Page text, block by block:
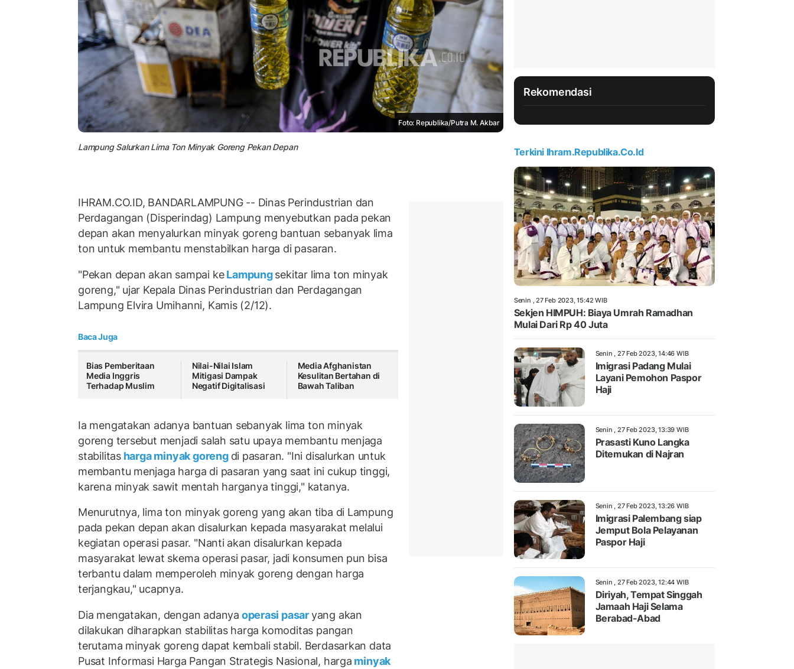
Foto: Republika/Putra M. Akbar
Lampung Salurkan Lima Ton Minyak Goreng Pekan Depan
IHRAM.CO.ID, BANDARLAMPUNG -- Dinas Perindustrian dan
Perdagangan (Disperindag) Lampung menyebutkan pada pekan
depan akan menyalurkan minyak goreng bantuan sebanyak lima
ton untuk membantu menstabilkan harga di pasaran.
"Pekan depan akan sampai keLampungsekitar lima ton minyak
goreng," ujar Kepala Dinas Perindustrian dan Perdagangan
Lampung Elvira Umihanni, Kamis (2/12).
Baca Juga
Bias Pemberitaan
Media Inggris
Terhadap Muslim
Nilai-Nilai Islam
Mitigasi Dampak
Negatif Digitalisasi
Media Afghanistan
Kesulitan Bertahan di
Bawah Taliban
Ia mengatakan adanya bantuan sebanyak lima ton minyak
goreng tersebut menjadi salah satu upaya membantu menjaga
stabilitasharga minyak goreng di pasaran. "Ini disalurkan untuk
membantu menjaga harga di pasaran yang saat ini cukup tinggi,
karena minyak sawit mentah harganya tinggi," katanya.
Menurutnya, lima ton minyak goreng yang akan tiba di Lampung
pada pekan depan akan disalurkan kepada masyarakat melalui
kegiatan operasi pasar. "Nanti akan disalurkan kepada
masyarakat lewat skema operasi pasar, jadi konsumen pun bisa
terbantu dalam memperoleh minyak goreng dengan harga
terjangkau," ucapnya.
Dia mengatakan, dengan adanya operasi pasaryang akan
dilakukan diharapkan stabilitas harga komoditas pangan
terutama minyak goreng dapat kembali stabil. Berdasarkan data
Pusat Informasi Harga Pangan Strategis Nasional, harga minyak
Rekomendasi
Terkini Ihram.republika.co.id
Senin , 27 Feb 2023, 15:42 WIB
Sekjen HIMPUH: Biaya Umrah Ramadhan
Mulai Dari Rp 40 Juta
Senin , 27 Feb 2023, 14:46 WIB
Imigrasi Padang Mulai
Layani Pemohon Paspor
Haji
Senin , 27 Feb 2023, 13:39 WIB
Prasasti Kuno Langka
Ditemukan di Najran
Senin , 27 Feb 2023, 13:26 WIB
Imigrasi Palembang siap
Jemput Bola Pelayanan
Paspor Haji
Senin , 27 Feb 2023, 12:44 WIB
Diriyah, Tempat Singgah
Jamaah Haji Selama
Berabad-Abad